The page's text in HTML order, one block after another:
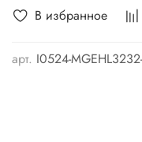
В избранное
арт. I0524-